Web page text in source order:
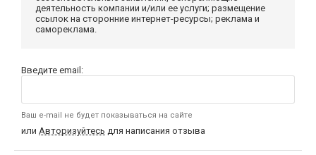
деятельность компании и/или ее услуги; размещение
ссылок на сторонние интернет-ресурсы; реклама и
самореклама.
Введите email:
Ваш e-mail не будет показываться на сайте
или Авторизуйтесь для написания отзыва